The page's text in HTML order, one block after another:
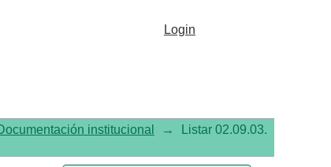
Login
institucional →
Listar 02.09.03.